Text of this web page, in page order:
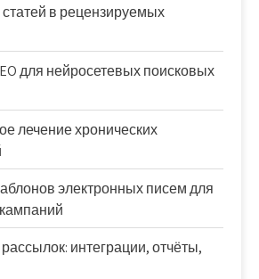
в рецензируемых
для нейросетевых поисковых
лечение хронических
электронных писем для
интеграции, отчёты,